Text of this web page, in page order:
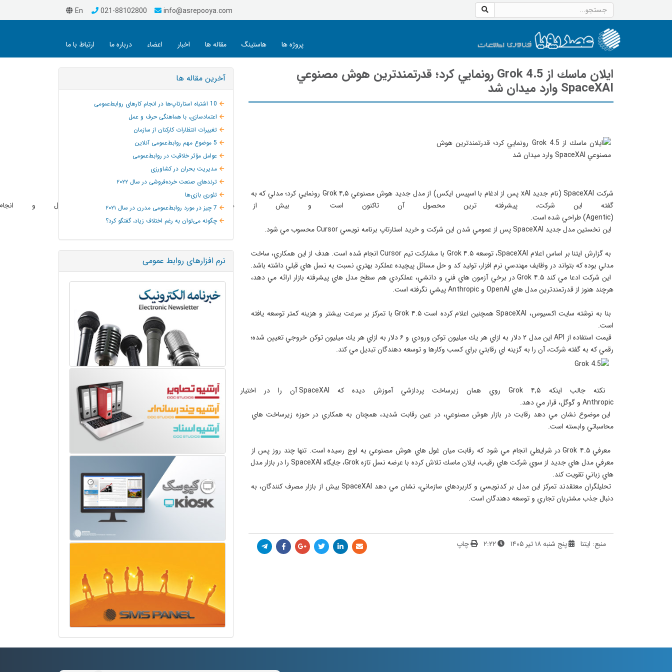
En 021-88102800 info@asrepooya.com
پروژه ها هاستینگ مقاله ها اخبار اعضاء درباره ما ارتباط با ما
ايلان ماسك از Grok 4.5 رونمايي كرد؛ قدرتمندترين هوش مصنوعي
SpaceXAI وارد ميدان شد
شركت SpaceXAI (نام جديد xAI پس از ادغام با اسپيس ايكس) از مدل جديد هوش مصنوعي Grok ۴,۵ رونمايي كرد؛ مدلي كه به
گفته اين شركت، پيشرفته ترين محصول آن تاكنون است و بيش از هر چيز براي برنامه نويسي، استدلال و
به گزارش ايتنا بر اساس اعلام SpaceXAI، توسعه Grok ۴.۵ با مشاركت تيم Cursor انجام شده است. هدف از اين همكاري، ساخت
اين شركت ادعا مي كند Grok ۴.۵ در برخي آزمون هاي فني و دانشي، عملكردي هم سطح مدل هاي پيشرفته بازار ارائه مي دهد،
بنا به نوشته سايت اكسيوس، SpaceXAI همچنين اعلام كرده است Grok ۴.۵ با تمركز بر سرعت بيشتر و هزينه كمتر توسعه يافته
قيمت استفاده از API اين مدل ۲ دلار به ازاي هر يك ميليون توكن ورودي و ۶ دلار به ازاي هر يك ميليون توكن خروجي تعيين شده؛
نكته جالب اينكه Grok ۴,۵ روي همان زيرساخت پردازشي آموزش ديده كه SpaceXAI آن را در اختيار برخي رقباي خود، از جمله
اين موضوع نشان مي دهد رقابت در بازار هوش مصنوعي، در عين رقابت شديد، همچنان به همكاري در حوزه زيرساخت هاي
معرفي Grok ۴.۵ در شرايطي انجام مي شود كه رقابت ميان غول هاي هوش مصنوعي به اوج رسيده است. تنها چند روز پس از
معرفي مدل هاي جديد از سوي شركت هاي رقيب، ايلان ماسك تلاش كرده با عرضه نسل تازه Grok، جايگاه SpaceXAI را در بازار مدل
تحليلگران معتقدند تمركز اين مدل بر كدنويسي و كاربردهاي سازماني، نشان مي دهد SpaceXAI بيش از بازار مصرف كنندگان، به
دنبال جذب مشتريان تجاري و توسعه دهندگان است.
منبع: ایتنا پنج شنبه ۱۸ تیر ۱۴۰۵ ۲:۲۲ چاپ
آخرین مقاله ها
10 اشتباه استارتاپ‌ها در انجام کارهای روابط‌عمومی
اعتمادسازی، با هماهنگی حرف و عمل
تغییرات انتظارات کارکنان از سازمان
5 موضوع مهم روابط‌عمومی آنلاین
عوامل مؤثر خلاقیت در روابط‌عمومی
مدیریت بحران در کشاورزی
ترند‌های صنعت خرده‌فروشی در سال ۲۰۲۲
تئوری بازی‌ها
7 چیز در مورد روابط‌عمومی مدرن در سال ۲۰۲۱
چگونه می‌توان به‌ رغم اختلاف زیاد، گفتگو کرد؟
نرم افزارهای روابط عمومی